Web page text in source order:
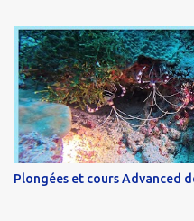
Plongées et cours Advanced